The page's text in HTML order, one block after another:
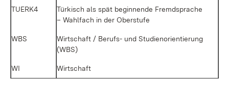
TUERK4
Tür­kisch als spät be­gin­nen­de Fremd­spra­che
– Wahl­fach in der Ober­stu­fe
WBS
Wirt­schaft / Be­rufs- und Stu­di­en­ori­en­tie­rung
(WBS)
WI Wirt­schaft